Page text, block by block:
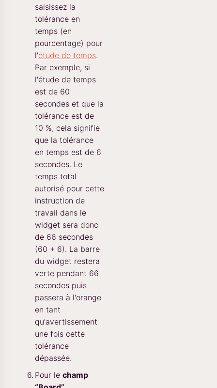
saisissez la
tolérance en
temps (en
pourcentage) pour
l'étude de temps.
Par exemple, si
l'étude de temps
est de 60
secondes et que la
tolérance est de
10 %, cela signifie
que la tolérance
en temps est de 6
secondes. Le
temps total
autorisé pour cette
instruction de
travail dans le
widget sera donc
de 66 secondes
(60 + 6). La barre
du widget restera
verte pendant 66
secondes puis
passera à l'orange
en tant
qu'avertissement
une fois cette
tolérance
dépassée.
Pour le champ